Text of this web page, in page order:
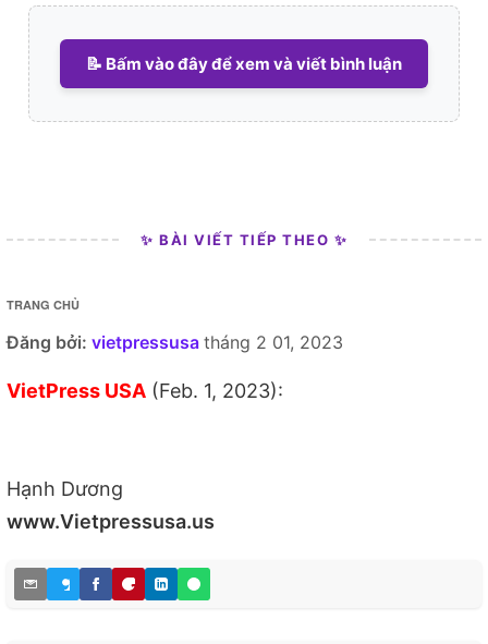
📝 Bấm vào đây để xem và viết bình luận
✨ BÀI VIẾT TIẾP THEO ✨
TRANG CHỦ
Đăng bởi: vietpressusa tháng 2 01, 2023
VietPress USA (Feb. 1, 2023):
Hạnh Dương
www.Vietpressusa.us